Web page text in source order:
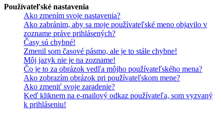
Používateľské nastavenia
Ako zmením svoje nastavenia?
Ako zabránim, aby sa moje používateľské meno objavilo v
zozname práve prihlásených?
Časy sú chybné!
Zmenil som časové pásmo, ale je to stále chybne!
Môj jazyk nie je na zozname!
Čo je to za obrázok vedľa môjho používateľského mena?
Ako zobrazím obrázok pri používateľskom mene?
Ako zmeniť svoje zaradenie?
Keď kliknem na e-mailový odkaz používateľa, som vyzvaný
k prihláseniu!